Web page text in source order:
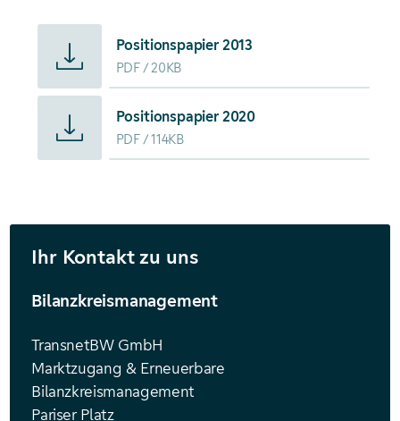
Positionspapier 2013
PDF 20KB
Positionspapier 2020
PDF 114KB
Ihr Kontakt zu uns
Bilanzkreismanagement
TransnetBW GmbH
Marktzugang & Erneuerbare
Bilanzkreismanagement
Pariser Platz